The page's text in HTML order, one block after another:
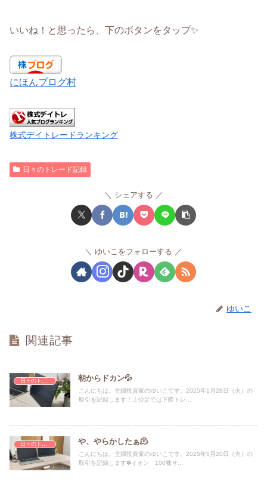
いいね！と思ったら、下のボタンをタップ✨
にほんブログ村
株式デイトレードランキング
日々のトレード記録
シェアする
ゆいこをフォローする
ゆいこ
関連記事
日々のトレード記録 朝からドカン💦
こんにちは。主婦投資家のゆいこです。2025年1月28日（火）の
取引を記録します！上位足では下降トレ...
や、やらかしたぁ🫠
こんにちは。主婦投資家のゆいこです。2025年5月20日（火）の
取引を記録します✽イオン 100株サ...